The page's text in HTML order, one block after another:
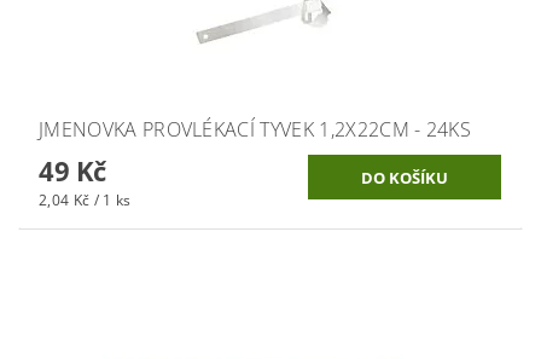
JMENOVKA PROVLÉKACÍ TYVEK 1,2X22CM - 24KS
49 Kč
2,04 Kč / 1 ks